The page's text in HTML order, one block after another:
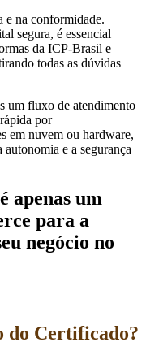
e na conformidade.
segura, é essencial
da ICP-Brasil e
todas as dúvidas
um fluxo de atendimento
por
em nuvem ou hardware,
e a segurança
apenas um
para a
negócio no
do Certificado?